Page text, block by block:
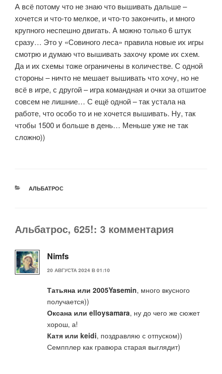
А всё потому что не знаю что вышивать дальше –
хочется и что-то мелкое, и что-то закончить, и много
крупного неспешно двигать. А можно только 6 штук
сразу… Это у «Совиного леса» правила новые их игры
смотрю и думаю что вышивать захочу кроме их схем.
Да и их схемы тоже ограничены в количестве. С одной
стороны – ничто не мешает вышивать что хочу, но не
всё в игре, с другой – игра командная и очки за отшитое
совсем не лишние… С ещё одной – так устала на
работе, что особо то и не хочется вышивать. Ну, так
чтобы 1500 и больше в день… Меньше уже не так
сложно))
РУБРИКИ
АЛЬБАТРОС
Альбатрос, 625!: 3 комментария
Nimfs
20 АВГУСТА 2024 В 01:10
Татьяна или 2005Yasemin, много вкусного
получается))
Оксана или elloysamara, ну до чего же сюжет
хорош, а!
Катя или keidi, поздравляю с отпуском))
Семпплер как гравюра старая выглядит)